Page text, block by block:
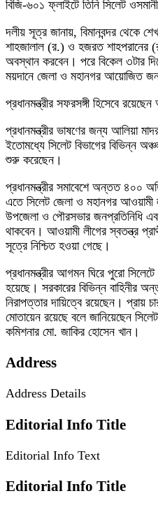
বিজি-৬০১ ফ্লাইটে তিনি সিলেট
দলীয় সূত্র জানায়, বিমানবন্দর থেকে
শাহজালাল (র.) ও হজরত শাহপরানের
অবস্থান করবেন। পরে বিকেল ৩টার
ময়দানে জেলা ও মহানগর আয়োজিত
প্রধানমন্ত্রীর সফরসঙ্গী হিসেবে
প্রধানমন্ত্রীর ভাষণের জন্য আলিয়া
ইতোমধ্যে সিলেট বিভাগের বিভিন্ন
শুরু করেছেন।
প্রধানমন্ত্রীর সমাবেশে অন্তত ৪০০
এতে সিলেট জেলা ও মহানগর আওয়ামী
উপজেলা ও পৌরসভার জনপ্রতিনিধি
থাকবেন। আওয়ামী লীগের স্বতন্ত্র
সূত্রে নিশ্চিত হওয়া গেছে।
প্রধানমন্ত্রীর আগমন ঘিরে পুরো সিলেটে
হয়েছে। সরকারের বিভিন্ন বাহিনীর
নিরাপত্তার দায়িত্বে রয়েছেন। প্রায়
মোতায়েন রয়েছে বলে জানিয়েছেন
কমিশনার মো. জাকির হোসেন খান।
Address
Address Details
Editorial Info Title
Editorial Info Text
Editorial Info Title